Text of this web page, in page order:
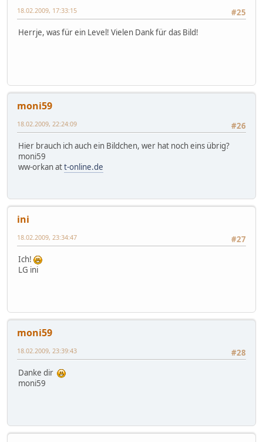
#25
18.02.2009, 17:33:15
Herrje, was für ein Level! Vielen Dank für das Bild!
moni59
#26
18.02.2009, 22:24:09
Hier brauch ich auch ein Bildchen, wer hat noch eins übrig?
moni59
ww-orkan att-online.de
ini
#27
18.02.2009, 23:34:47
Ich!
LG ini
moni59
#28
18.02.2009, 23:39:43
Danke dir
moni59